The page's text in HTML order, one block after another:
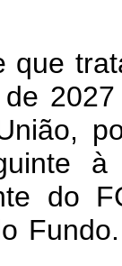
que
do
do